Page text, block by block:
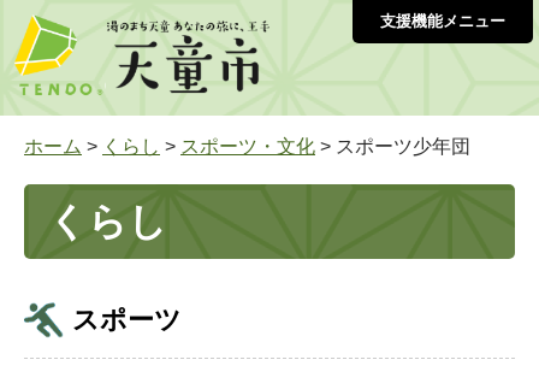
支援機能メニュー
ホーム > くらし > スポーツ・文化 > スポーツ少年団
くらし
スポーツ